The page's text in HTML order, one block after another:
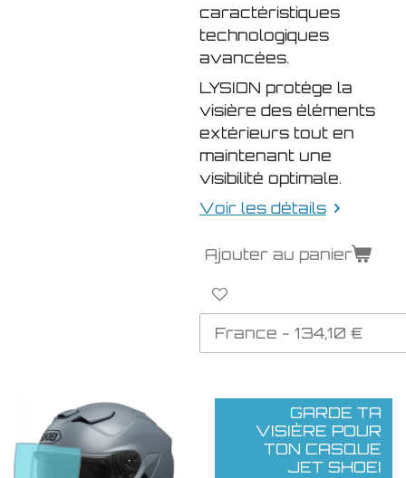
caractéristiques
technologiques
avancées.
LYSION protège la
visière des éléments
extérieurs tout en
maintenant une
visibilité optimale.
Voir les détails
Ajouter au panier
GARDE TA
VISIÈRE POUR
TON CASQUE
JET SHOEI